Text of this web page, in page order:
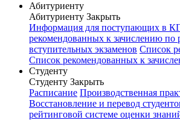
Абитуриенту
Абитуриенту Закрыть
Информация для поступающих в
рекомендованных к зачислению по
вступительных экзаменов Список
Список рекомендованных к
Студенту
Студенту Закрыть
Расписание Производственная
Восстановление и перевод
рейтинговой системе оценки